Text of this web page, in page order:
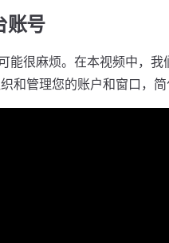
账号
能很麻烦。在本视频中，
和管理您的账户和窗口，